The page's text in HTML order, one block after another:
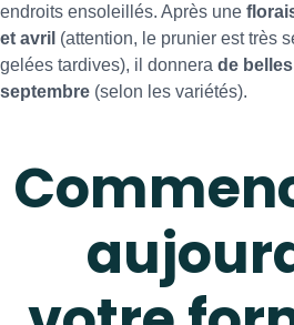
endroits ensoleillés. Après une
et avril (attention, le prunier est très
gelées tardives), il donnera de
septembre (selon les variétés).